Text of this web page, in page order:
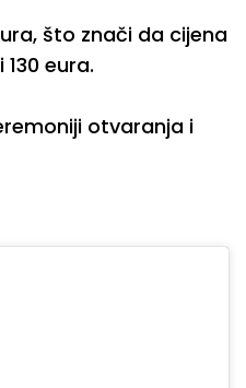
što znači da cijena
eura.
otvaranja i